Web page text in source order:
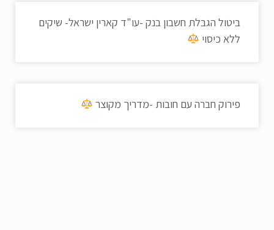
ביטול הגבלת חשבון בנק -עו"ד קארין ישראל- שיקים
ללא כיסוי
פירוק חברה עם חובות -מדריך מקוצר